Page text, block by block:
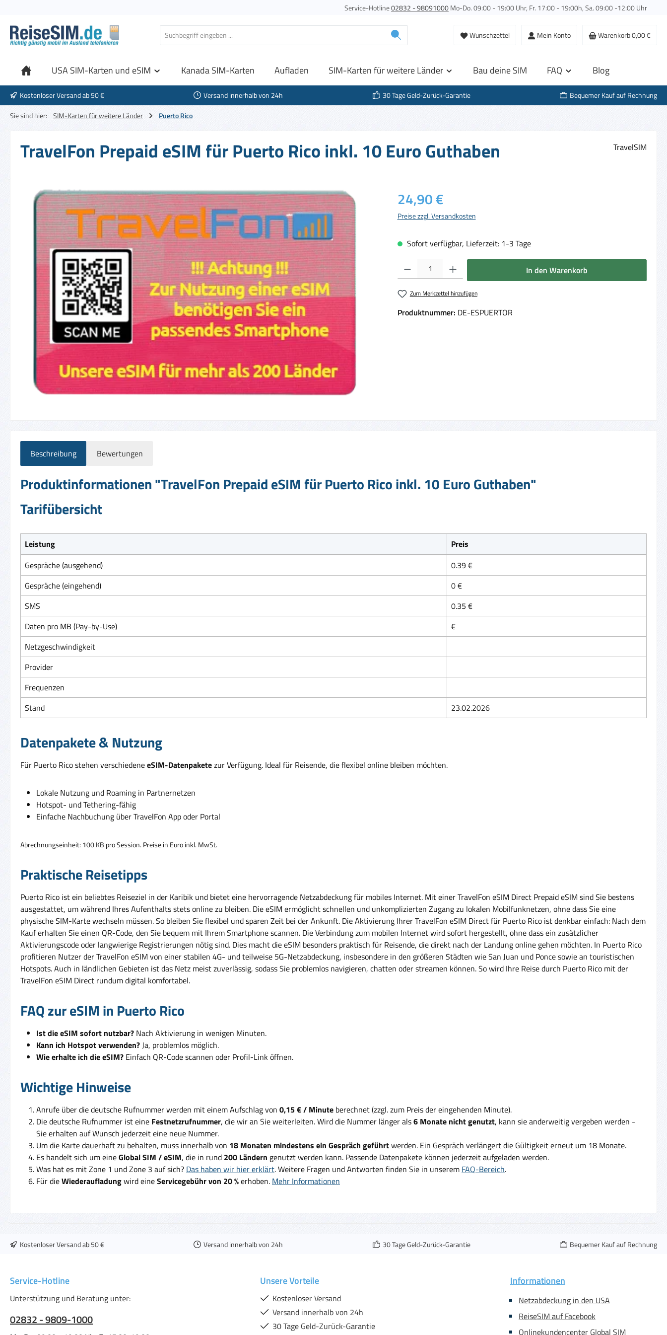
Service-Hotline02832 - 98091000Mo-Do. 09:00 - 19:00 Uhr, Fr. 17:00 - 19:00h, Sa. 09:00 -12:00 Uhr
Wunschzettel Mein Konto Warenkorb0,00 €
USA SIM-Karten und eSIM Kanada SIM-Karten Aufladen SIM-Karten für weitere Länder Bau deine SIM FAQ Blog
Kostenloser Versand ab 50 € Versand innerhalb von 24h 30 Tage Geld-Zurück-Garantie
Bequemer Kauf auf Rechnung
Sie sind hier:
SIM-Karten für weitere Länder Puerto Rico
TravelFon Prepaid eSIM für Puerto Rico inkl. 10 Euro Guthaben TravelSIM
Bildergalerie überspringen Regulärer Preis:
24,90 €
Preise zzgl. Versandkosten
Sofort verfügbar, Lieferzeit: 1-3 Tage
Produkt Anzahl: Gib den gewünschten Wert ein oder benutze die Schaltflächen um die
In den Warenkorb
Zum Merkzettel hinzufügen
Produktnummer: DE-ESPUERTOR
Beschreibung Bewertungen
Produktinformationen "TravelFon Prepaid eSIM für Puerto Rico inkl. 10 Euro Guthaben"
Tarifübersicht
Leistung
Preis
Gespräche (ausgehend)
0.39 €
Gespräche (eingehend)
0 €
SMS
0.35 €
Daten pro MB (Pay-by-Use)
€
Netzgeschwindigkeit
Provider
Frequenzen
Stand
23.02.2026
Datenpakete & Nutzung
Für Puerto Rico stehen verschiedeneeSIM-Datenpaketezur Verfügung. Ideal für Reisende, die flexibel online bleiben möchten.
Lokale Nutzung und Roaming in Partnernetzen
Hotspot- und Tethering-fähig
Einfache Nachbuchung über TravelFon App oder Portal
Abrechnungseinheit: 100 KB pro Session. Preise in Euro inkl. MwSt.
Praktische Reisetipps
Puerto Rico ist ein beliebtes Reiseziel in der Karibik und bietet eine hervorragende Netzabdeckung für mobiles Internet. Mit einer TravelFon eSIM Direct Prepaid eSIM sind Sie bestens
ausgestattet, um während Ihres Aufenthalts stets online zu bleiben. Die eSIM ermöglicht schnellen und unkomplizierten Zugang zu lokalen Mobilfunknetzen, ohne dass Sie eine
physische SIM-Karte wechseln müssen. So bleiben Sie flexibel und sparen Zeit bei der Ankunft. Die Aktivierung Ihrer TravelFon eSIM Direct für Puerto Rico ist denkbar einfach: Nach dem
Kauf erhalten Sie einen QR-Code, den Sie bequem mit Ihrem Smartphone scannen. Die Verbindung zum mobilen Internet wird sofort hergestellt, ohne dass ein zusätzlicher
Aktivierungscode oder langwierige Registrierungen nötig sind. Dies macht die eSIM besonders praktisch für Reisende, die direkt nach der Landung online gehen möchten. In Puerto Rico
profitieren Nutzer der TravelFon eSIM von einer stabilen 4G- und teilweise 5G-Netzabdeckung, insbesondere in den größeren Städten wie San Juan und Ponce sowie an touristischen
Hotspots. Auch in ländlichen Gebieten ist das Netz meist zuverlässig, sodass Sie problemlos navigieren, chatten oder streamen können. So wird Ihre Reise durch Puerto Rico mit der
TravelFon eSIM Direct rundum digital komfortabel.
FAQ zur eSIM in Puerto Rico
Ist die eSIM sofort nutzbar? Nach Aktivierung in wenigen Minuten.
Kann ich Hotspot verwenden? Ja, problemlos möglich.
Wie erhalte ich die eSIM? Einfach QR-Code scannen oder Profil-Link öffnen.
Wichtige Hinweise
Anrufe über die deutsche Rufnummer werden mit einem Aufschlag von 0,15 € / Minute berechnet (zzgl. zum Preis der eingehenden Minute).
Die deutsche Rufnummer ist eine Festnetzrufnummer, die wir an Sie weiterleiten. Wird die Nummer länger als6 Monate nicht genutzt, kann sie anderweitig vergeben werden -
Sie erhalten auf Wunsch jederzeit eine neue Nummer.
Um die Karte dauerhaft zu behalten, muss innerhalb von 18 Monaten mindestens ein Gespräch geführtwerden. Ein Gespräch verlängert die Gültigkeit erneut um 18 Monate.
Es handelt sich um eineGlobal SIM / eSIM, die in rund 200 Ländern genutzt werden kann. Passende Datenpakete können jederzeit aufgeladen werden.
Was hat es mit Zone 1 und Zone 3 auf sich? Das haben wir hier erklärt. Weitere Fragen und Antworten finden Sie in unserem FAQ-Bereich.
Für dieWiederaufladungwird eineServicegebühr von 20 %erhoben. Mehr Informationen
Kostenloser Versand ab 50 € Versand innerhalb von 24h 30 Tage Geld-Zurück-Garantie Bequemer Kauf auf Rechnung
Service-Hotline
Unterstützung und Beratung unter:
02832 - 9809-1000
Unsere Vorteile
Kostenloser Versand
Versand innerhalb von 24h
30 Tage Geld-Zurück-Garantie
Informationen
Netzabdeckung in den USA
ReiseSIM auf Facebook
Onlinekundencenter Global SIM